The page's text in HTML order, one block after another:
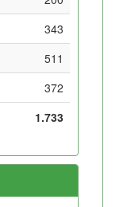
343
511
372
1.733